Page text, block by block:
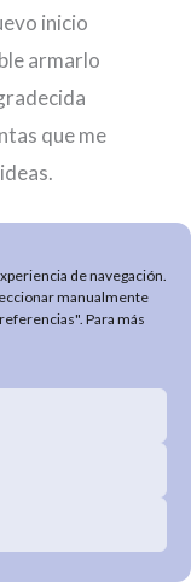
de navegación.
manualmente
Para más
inicio
armarlo
que me
personal lo
de
y
de acción
personal.